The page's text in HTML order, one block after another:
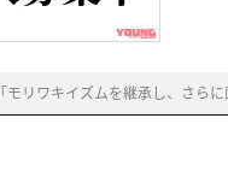
「モリワキイズムを継承し、さら